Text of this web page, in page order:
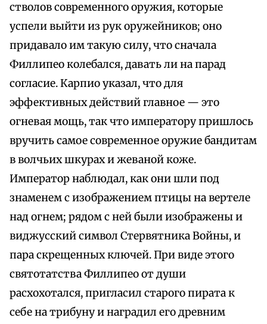
стволов современного оружия, которые
успели выйти из рук оружейников; оно
придавало им такую силу, что сначала
Филлипео колебался, давать ли на парад
согласие. Карпио указал, что для
эффективных действий главное — это
огневая мощь, так что императору пришлось
вручить самое современное оружие бандитам
в волчьих шкурах и жеваной коже.
Император наблюдал, как они шли под
знаменем с изображением птицы на вертеле
над огнем; рядом с ней были изображены и
виджусский символ Стервятника Войны, и
пара скрещенных ключей. При виде этого
святотатства Филлипео от души
расхохотался, пригласил старого пирата к
себе на трибуну и наградил его древним